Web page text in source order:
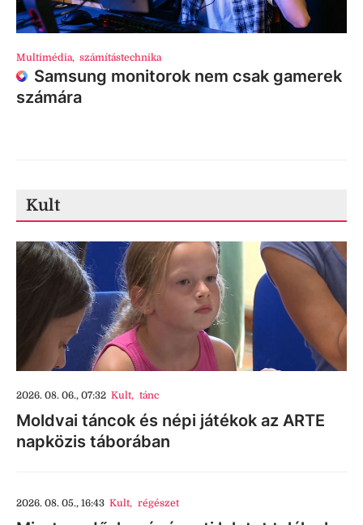
Multimédia, számítástechnika
Samsung monitorok nem csak gamerek
számára
Kult
2026. 08. 06., 07:32 Kult, tánc
Moldvai táncok és népi játékok az ARTE
napközis táborában
2026. 08. 05., 16:43 Kult, régészet